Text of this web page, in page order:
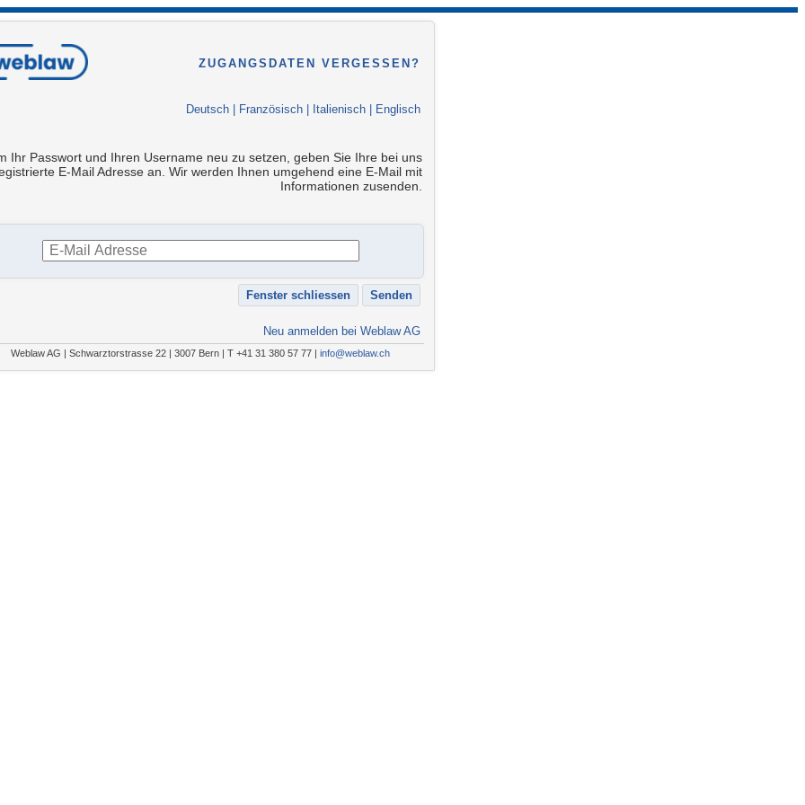
ZUGANGSDATEN VERGESSEN?
Deutsch Französisch Italienisch Englisch
Ihr Passwort und Ihren Username neu zu setzen, geben Sie Ihre bei uns
E-Mail Adresse an. Wir werden Ihnen umgehend eine E-Mail mit
Informationen zusenden.
Neu anmelden bei Weblaw AG
Weblaw AG | Schwarztorstrasse 22 | 3007 Bern | T +41 31 380 57 77 | info@weblaw.ch